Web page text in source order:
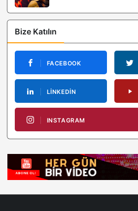
Bize Katılın
FACEBOOK
LINKEDIN
INSTAGRAM